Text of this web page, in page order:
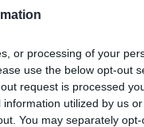
or processing of your
use the below opt-out
request is processed
utilized by us
You may separately
képzését is. A
Cél, hogy a
és
akár
tagintézmény